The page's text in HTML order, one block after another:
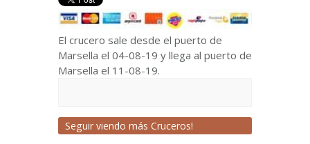
El crucero sale desde el puerto de
Marsella el 04-08-19 y llega al puerto de
Marsella el 11-08-19.
Seguir viendo más Cruceros!